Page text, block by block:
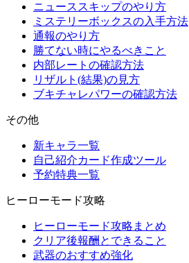
ニューススキップのやり方
ミステリーボックスの入手方法
通報のやり方
勝てない時にやるべきこと
内部レートの確認方法
リザルト(結果)の見方
ブキチャレパワーの確認方法
その他
新キャラ一覧
自己紹介カード作成ツール
予約特典一覧
ヒーローモード攻略
ヒーローモード攻略まとめ
クリア後報酬とできること
武器のおすすめ強化